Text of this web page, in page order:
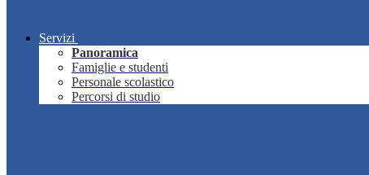
Servizi
Panoramica
Famiglie e studenti
Personale scolastico
Percorsi di studio